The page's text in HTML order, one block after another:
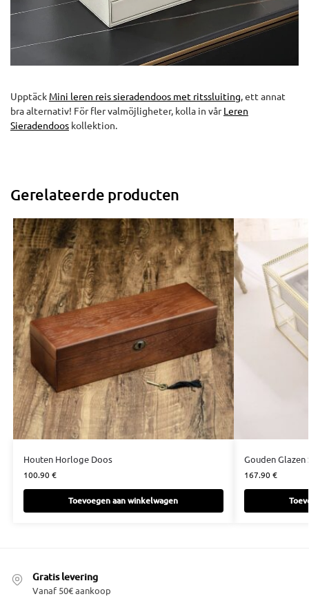
Upptäck Mini leren reis sieradendoos met ritssluiting, ett annat
bra alternativ! För fler valmöjligheter, kolla in vårLeren
Sieradendoos kollektion.
Gerelateerde producten
Houten Horloge Doos
100.90€
Toevoegen aan winkelwagen
Gouden Glazen
167.90€
Gratis levering
Vanaf 50€ aankoop